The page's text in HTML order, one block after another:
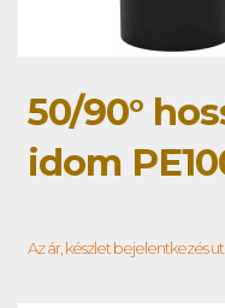
50/90°
idom
Az ár, készlet bejelentkezés